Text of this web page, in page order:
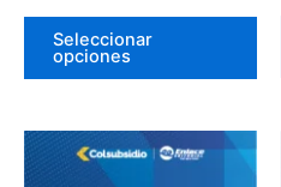
Seleccionar
opciones